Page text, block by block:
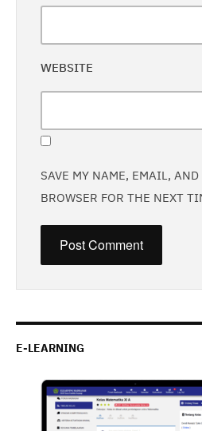
WEBSITE
SAVE MY NAME, EMAIL,
BROWSER FOR THE NEXT
E-LEARNING